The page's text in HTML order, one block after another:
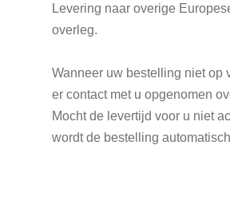
Levering naar overige
overleg.
Wanneer uw bestelling niet op
er contact met u opgenomen
Mocht de levertijd voor u niet
wordt de bestelling